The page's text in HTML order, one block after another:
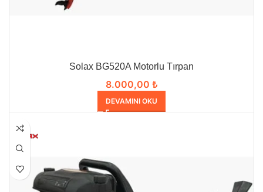
Solax BG520A Motorlu Tırpan
8.000,00 ₺
DEVAMINI OKU